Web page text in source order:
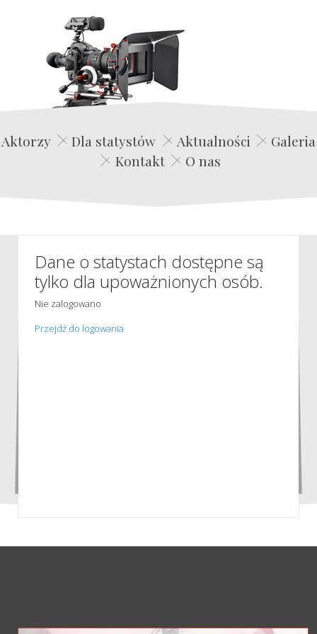
Edwin Film Agencja Aktorska
Aktorzy Dla statystów Aktualności
Galeria
Kontakt
O nas
Dane o statystach dostępne są
tylko dla upoważnionych osób.
Nie zalogowano
Przejdź do logowania